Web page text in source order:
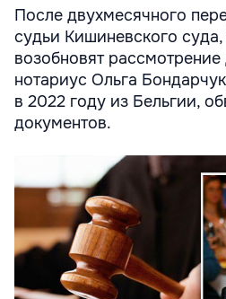
После двухмесячного
судьи Кишиневского
возобновят
нотариус Ольга
в 2022 году из Бельгии,
документов.